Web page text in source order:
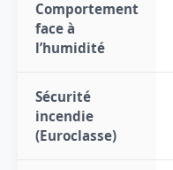
Comportement
face à
l’humidité
Sécurité
incendie
(Euroclasse)